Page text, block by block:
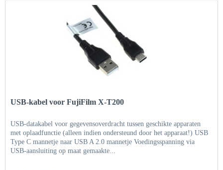
USB-kabel voor FujiFilm X-T200
USB-datakabel voor gegevensoverdracht tussen geschikte apparaten
met oplaadfunctie (alleen indien ondersteund door het apparaat!) USB
Type C mannetje naar USB A 2.0 mannetje Voedingsspanning via
USB-aansluiting op maat gemaakte...